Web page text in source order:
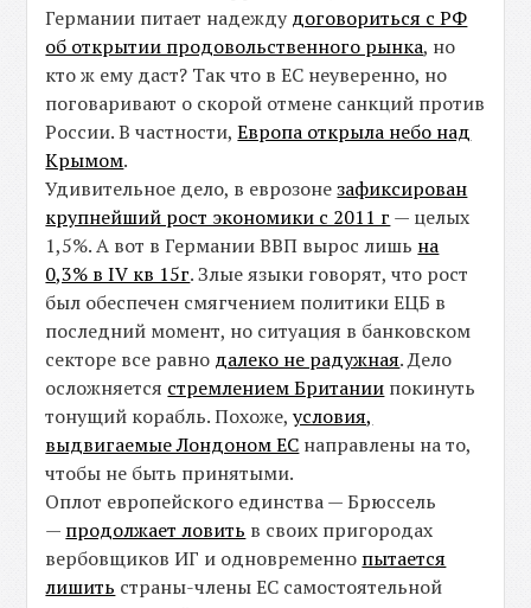
Германии питает надежду договориться с РФ
об открытии продовольственного рынка, но
кто ж ему даст? Так что в ЕС неуверенно, но
поговаривают о скорой отмене санкций против
России. В частности,Европа открыла небо над
Крымом.
Удивительное дело, в еврозонезафиксирован
крупнейший рост экономики с 2011 г — целых
1,5%. А вот в Германии ВВП вырос лишь на
0,3% в IV кв 15г. Злые языки говорят, что рост
был обеспечен смягчением политики ЕЦБ в
последний момент, но ситуация в банковском
секторе все равно далеко не радужная. Дело
осложняется стремлением Британии покинуть
тонущий корабль. Похоже,условия,
выдвигаемые Лондоном ЕС направлены на то,
чтобы не быть принятыми.
Оплот европейского единства — Брюссель
— продолжает ловить в своих пригородах
вербовщиков ИГ и одновременно пытается
лишить страны-члены ЕС самостоятельной